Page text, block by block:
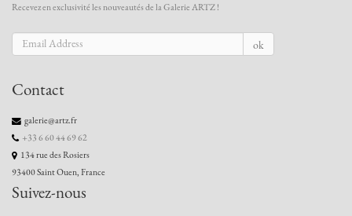
Recevez en exclusivité les nouveautés de la Galerie ARTZ !
ok
Contact
galerie@artz.fr
+33 6 60 44 69 62
134 rue des Rosiers
93400 Saint Ouen, France
Suivez-nous